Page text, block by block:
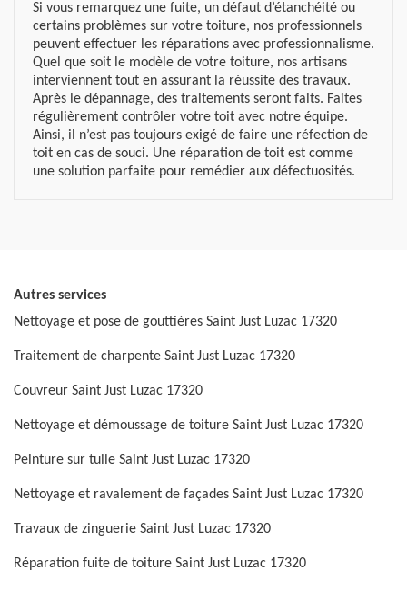
Si vous remarquez une fuite, un défaut d’étanchéité ou
certains problèmes sur votre toiture, nos professionnels
peuvent effectuer les réparations avec professionnalisme.
Quel que soit le modèle de votre toiture, nos artisans
interviennent tout en assurant la réussite des travaux.
Après le dépannage, des traitements seront faits. Faites
régulièrement contrôler votre toit avec notre équipe.
Ainsi, il n’est pas toujours exigé de faire une réfection de
toit en cas de souci. Une réparation de toit est comme
une solution parfaite pour remédier aux défectuosités.
Autres services
Nettoyage et pose de gouttières Saint Just Luzac 17320
Traitement de charpente Saint Just Luzac 17320
Couvreur Saint Just Luzac 17320
Nettoyage et démoussage de toiture Saint Just Luzac 17320
Peinture sur tuile Saint Just Luzac 17320
Nettoyage et ravalement de façades Saint Just Luzac 17320
Travaux de zinguerie Saint Just Luzac 17320
Réparation fuite de toiture Saint Just Luzac 17320